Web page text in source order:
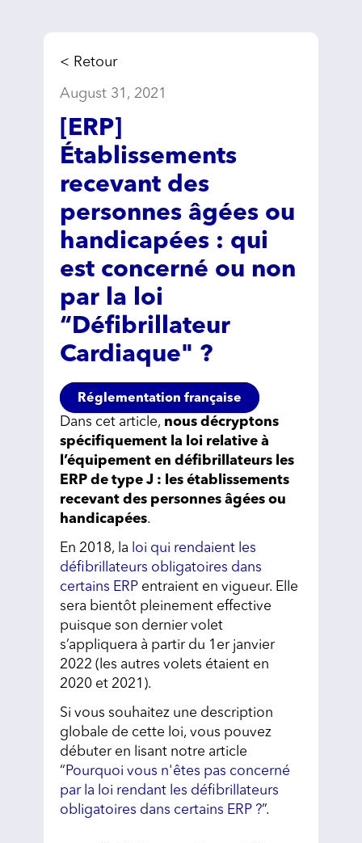
< Retour
August 31, 2021
[ERP]
Établissements
recevant des
personnes âgées ou
handicapées : qui
est concerné ou non
par la loi
“Défibrillateur
Cardiaque" ?
Réglementation française
Dans cet article, nous décryptons
spécifiquement la loi relative à
l’équipement en défibrillateurs les
ERP de type J : les établissements
recevant des personnes âgées ou
handicapées.
En 2018, la loi qui rendaient les
défibrillateurs obligatoires dans
certains ERP entraient en vigueur. Elle
sera bientôt pleinement effective
puisque son dernier volet
s’appliquera à partir du 1er janvier
2022 (les autres volets étaient en
2020 et 2021).
Si vous souhaitez une description
globale de cette loi, vous pouvez
débuter en lisant notre article
“Pourquoi vous n'êtes pas concerné
par la loi rendant les défibrillateurs
obligatoires dans certains ERP ?”.